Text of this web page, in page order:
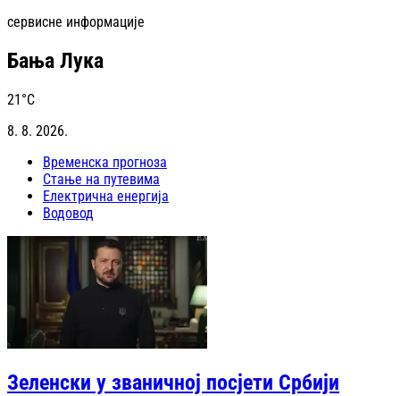
сервисне информације
Бања Лука
21 °C
8. 8. 2026.
Временска прогноза
Стање на путевима
Електрична енергија
Водовод
Зеленски у званичној посјети Србији